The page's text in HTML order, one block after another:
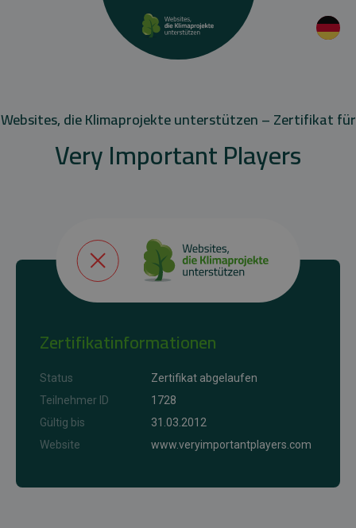
Websites, die Klimaprojekte unterstützen – Zertifikat für
Very Important Players
Zertifikatinformationen
Status
Zertifikat abgelaufen
Teilnehmer ID
1728
Gültig bis
31.03.2012
Website
www.veryimportantplayers.com